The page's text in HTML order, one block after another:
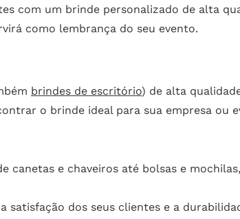
com um brinde personalizado de alta
como lembrança do seu evento.
brindes de escritório) de alta
o brinde ideal para sua empresa ou
canetas e chaveiros até bolsas e
satisfação dos seus clientes e a